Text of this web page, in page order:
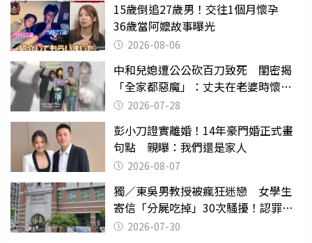
15歲倒追27歲男！交往1個月懷孕
36歲當阿嬤故事曝光
2026-08-06
中和兒媳遭公公砍百刀致死 閨密揭
「全家都惡魔」：丈夫在老婆時懷孕
摔東西
2026-07-28
彭小刀證實離婚！14年豪門婚正式畫
句點 親曝：我們還是家人
2026-08-07
獨／東吳男教授被瘋狂迷戀 女學生
寄信「分屍吃掉」30次騷擾！認罪免
關 2026-07-30